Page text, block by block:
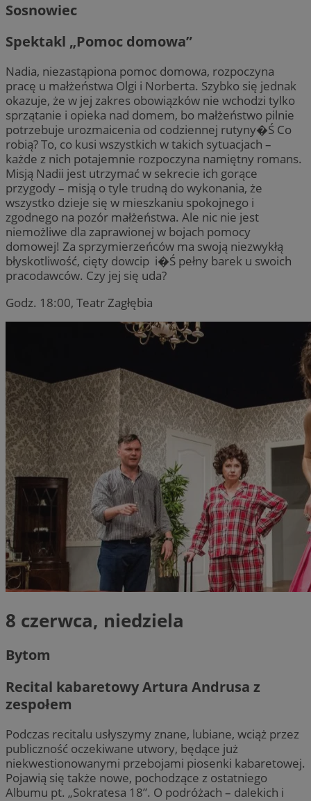
Sosnowiec
Spektakl „Pomoc domowa”
Nadia, niezastąpiona pomoc domowa, rozpoczyna
pracę u małżeństwa Olgi i Norberta. Szybko się jednak
okazuje, że w jej zakres obowiązków nie wchodzi tylko
sprzątanie i opieka nad domem, bo małżeństwo pilnie
potrzebuje urozmaicenia od codziennej rutyny�Ś Co
robią? To, co kusi wszystkich w takich sytuacjach –
każde z nich potajemnie rozpoczyna namiętny romans.
Misją Nadii jest utrzymać w sekrecie ich gorące
przygody – misją o tyle trudną do wykonania, że
wszystko dzieje się w mieszkaniu spokojnego i
zgodnego na pozór małżeństwa. Ale nic nie jest
niemożliwe dla zaprawionej w bojach pomocy
domowej! Za sprzymierzeńców ma swoją niezwykłą
błyskotliwość, cięty dowcip i�Ś pełny barek u swoich
pracodawców. Czy jej się uda?
Godz. 18:00, Teatr Zagłębia
8 czerwca, niedziela
Bytom
Recital kabaretowy Artura Andrusa z
zespołem
Podczas recitalu usłyszymy znane, lubiane, wciąż przez
publiczność oczekiwane utwory, będące już
niekwestionowanymi przebojami piosenki kabaretowej.
Pojawią się także nowe, pochodzące z ostatniego
Albumu pt. „Sokratesa 18”. O podróżach – dalekich i